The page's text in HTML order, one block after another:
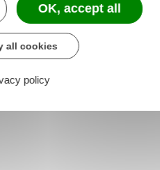
OK, accept all
all cookies
policy